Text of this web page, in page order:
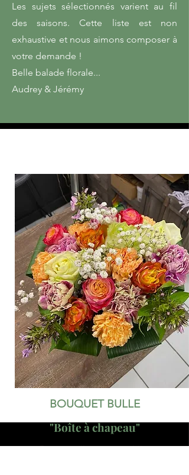
Les sujets sélectionnés varient au fil
des saisons. Cette liste est non
exhaustive et nous aimons composer à
votre demande !
Belle balade florale...
Audrey & Jérémy
BOUQUET BULLE
"Boîte à chapeau"
Roses,œillets, gypsophile,